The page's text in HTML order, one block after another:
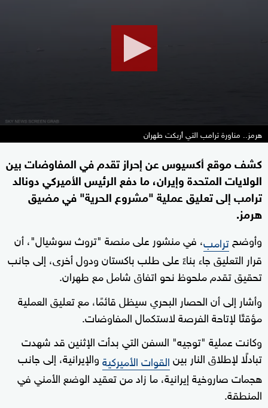
هرمز.. مناورة ترامب التي أربكت طهران
كشف موقع أكسيوس عن إحراز تقدم في المفاوضات بين
الولايات المتحدة وإيران، ما دفع الرئيس الأميركي دونالد
ترامب إلى تعليق عملية "مشروع الحرية" في مضيق
هرمز.
وأوضحترامب، في منشور على منصة "تروث سوشيال"، أن
قرار التعليق جاء بناءً على طلب باكستان ودول أخرى، إلى جانب
تحقيق تقدم ملحوظ نحو اتفاق شامل مع طهران.
وأشار إلى أن الحصار البحري سيظل قائمًا، مع تعليق العملية
مؤقتًا لإتاحة الفرصة لاستكمال المفاوضات.
وكانت عملية "توجيه" السفن التي بدأت الإثنين قد شهدت
تبادلًا لإطلاق النار بينالقوات الأميركيةوالإيرانية، إلى جانب
هجمات صاروخية إيرانية، ما زاد من تعقيد الوضع الأمني في
المنطقة.